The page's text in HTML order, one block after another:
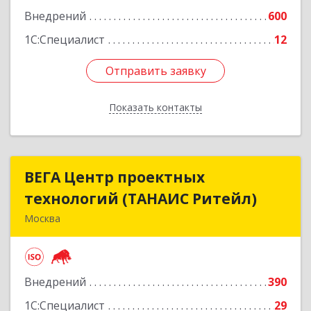
Внедрений
600
1С:Специалист
12
Отправить заявку
Показать контакты
Отправить заявку
Назад
ВЕГА Центр проектных
технологий (ТАНАИС Ритейл)
Москва
Внедрений
390
1С:Специалист
29
ВЕГА Центр проектных
технологий (ТАНАИС Ритейл)
Подробнее